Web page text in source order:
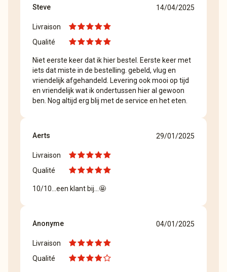
Steve 14/04/2025
Livraison
Qualité
Niet eerste keer dat ik hier bestel. Eerste keer met
iets dat miste in de bestelling. gebeld, vlug en
vriendelijk afgehandeld. Levering ook mooi op tijd
en vriendelijk wat ik ondertussen hier al gewoon
ben. Nog altijd erg blij met de service en het eten.
Aerts 29/01/2025
Livraison
Qualité
10/10...een klant bij...🤩
Anonyme 04/01/2025
Livraison
Qualité